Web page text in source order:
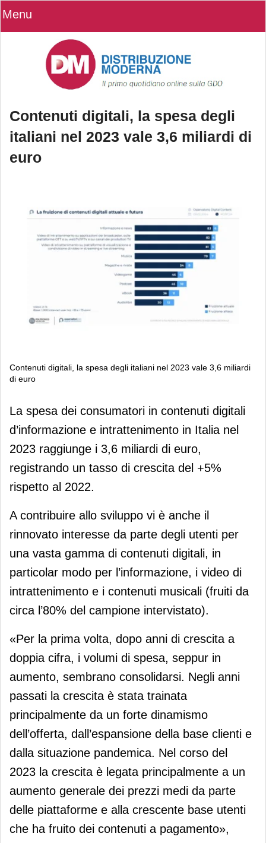
Menu
Contenuti digitali, la spesa degli
italiani nel 2023 vale 3,6 miliardi di
euro
Contenuti digitali, la spesa degli italiani nel 2023 vale 3,6 miliardi
di euro
Contenuti digitali, la spesa degli
italiani nel 2023 vale 3,6 miliardi di
euro
La spesa dei consumatori in contenuti digitali
d’informazione e intrattenimento in Italia nel
2023 raggiunge i 3,6 miliardi di euro,
registrando un tasso di crescita del +5%
rispetto al 2022.
A contribuire allo sviluppo vi è anche il
rinnovato interesse da parte degli utenti per
una vasta gamma di contenuti digitali, in
particolar modo per l’informazione, i video di
intrattenimento e i contenuti musicali (fruiti da
circa l’80% del campione intervistato).
«Per la prima volta, dopo anni di crescita a
doppia cifra, i volumi di spesa, seppur in
aumento, sembrano consolidarsi. Negli anni
passati la crescita è stata trainata
principalmente da un forte dinamismo
dell’offerta, dall’espansione della base clienti e
dalla situazione pandemica. Nel corso del
2023 la crescita è legata principalmente a un
aumento generale dei prezzi medi da parte
delle piattaforme e alla crescente base utenti
che ha fruito dei contenuti a pagamento»,